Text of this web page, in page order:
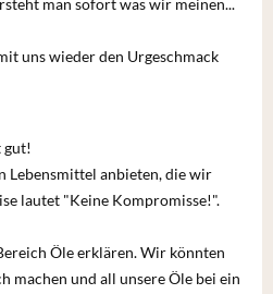
man sofort was wir meinen...
uns wieder den Urgeschmack
gut!
Lebensmittel anbieten, die wir
lautet "Keine Kompromisse!".
Öle erklären. Wir könnten
machen und all unsere Öle bei ein